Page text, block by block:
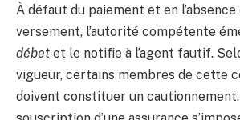
À défaut du paiement et en l’absence
versement, l’autorité compétente
débet et le notifie à l’agent fautif.
vigueur, certains membres de cette
doivent constituer un cautionnement.